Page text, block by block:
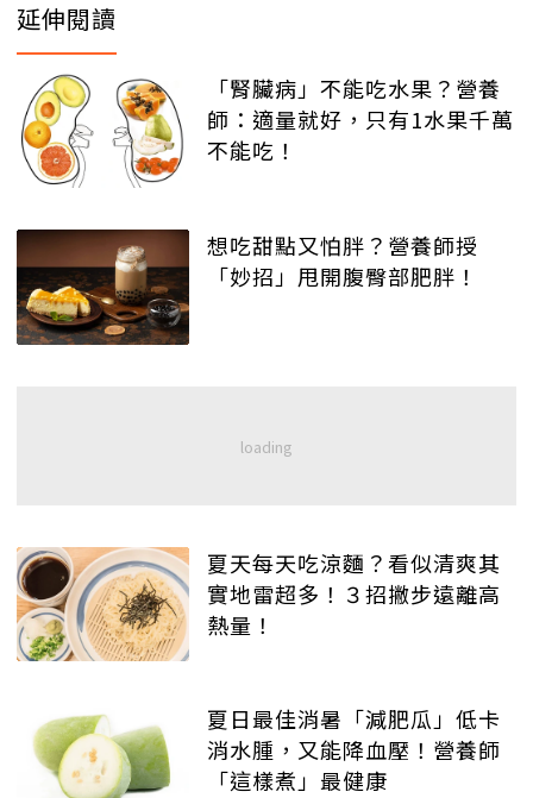
延伸閱讀
「腎臟病」不能吃水果？營養
師：適量就好，只有1水果千萬
不能吃！
想吃甜點又怕胖？營養師授
「妙招」甩開腹臀部肥胖！
夏天每天吃涼麵？看似清爽其
實地雷超多！３招撇步遠離高
熱量！
夏日最佳消暑「減肥瓜」低卡
消水腫，又能降血壓！營養師
「這樣煮」最健康